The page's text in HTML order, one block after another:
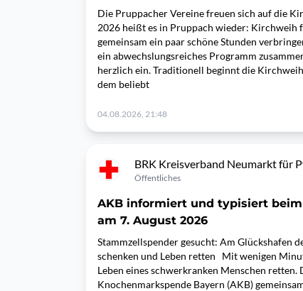
Die Pruppacher Vereine freuen sich auf die
2026 heißt es in Pruppach wieder: Kirchweih
gemeinsam ein paar schöne Stunden
ein abwechslungsreiches Programm
herzlich ein. Traditionell beginnt die
dem beliebt
04.08.2026, 21:48
BRK Kreisverband Neumarkt für
Öffentliches
AKB informiert und typisiert
am 7. August 2026
Stammzellspender gesucht: Am Glückshafen
schenken und Leben retten Mit wenigen
Leben eines schwerkranken Menschen
Knochenmarkspende Bayern (AKB)